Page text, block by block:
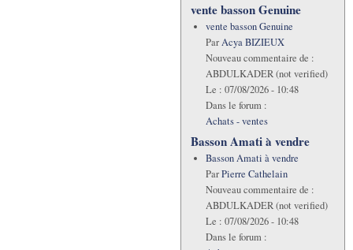
vente basson Genuine
vente basson Genuine
ParAcya BIZIEUX
Nouveau commentaire de :
ABDULKADER (not verified)
Le : 07/08/2026 - 10:48
Dans le forum :
Achats - ventes
Basson Amati à vendre
Basson Amati à vendre
ParPierre Cathelain
Nouveau commentaire de :
ABDULKADER (not verified)
Le : 07/08/2026 - 10:48
Dans le forum :